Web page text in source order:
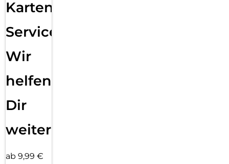
Karten
Service:
Wir
helfen
Dir
weiter
ab 9,99 €